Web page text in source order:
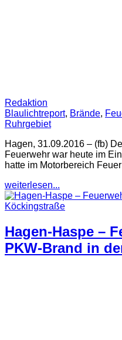
Redaktion
Blaulichtreport, Brände,
Ruhrgebiet
Hagen, 31.09.2016 – (fb)
Feuerwehr war heute im
hatte im Motorbereich
weiterlesen...
Hagen-Haspe –
PKW-Brand in